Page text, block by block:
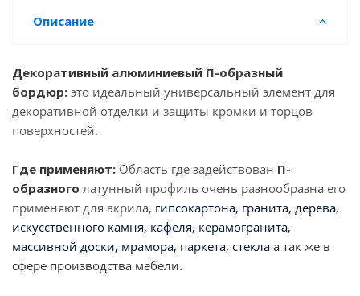
Описание
Декоративный алюминиевый П-образный
бордюр: это идеальный универсальный элемент для
декоративной отделки и защиты кромки и торцов
поверхностей.
Где применяют: Область где задействован П-
образного латунный профиль очень разнообразна его
применяют для акрила, гипсокартона, гранита, дерева,
искусственного камня, кафеля, керамогранита,
массивной доски, мрамора, паркета, стекла а так же в
сфере производства мебели.